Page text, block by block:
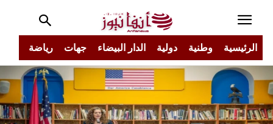
الرئيسية وطنية دولية الدار البيضاء جهات رياضة